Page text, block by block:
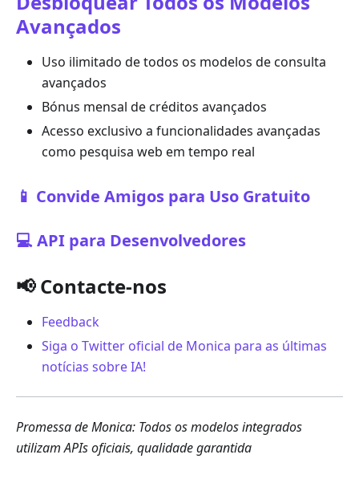
Avançados
Uso ilimitado de todos os modelos de consulta
avançados
Bónus mensal de créditos avançados
Acesso exclusivo a funcionalidades avançadas
como pesquisa web em tempo real
📱 Convide Amigos para Uso Gratuito
💻 API para Desenvolvedores
📢 Contacte-nos
Feedback
Siga o Twitter oficial de Monica para as últimas
notícias sobre IA!
Promessa de Monica: Todos os modelos integrados
utilizam APIs oficiais, qualidade garantida